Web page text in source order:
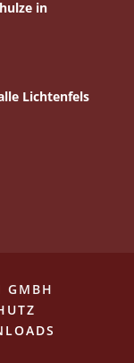
in
Lichtenfels
GMBH